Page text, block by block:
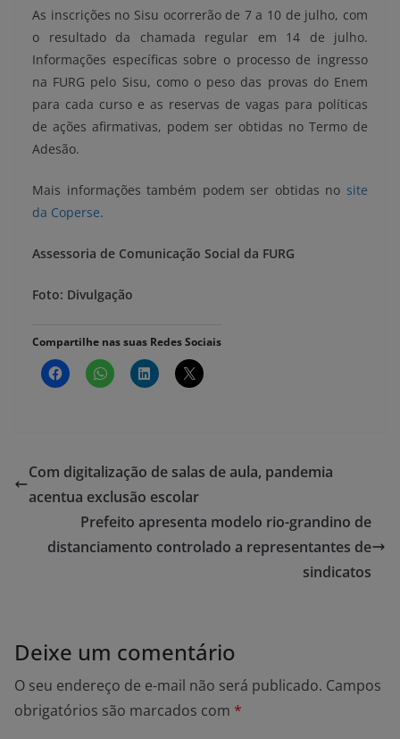
As inscrições no Sisu ocorrerão de 7 a 10 de julho, com
o resultado da chamada regular em 14 de julho.
Informações específicas sobre o processo de ingresso
na FURG pelo Sisu, como o peso das provas do Enem
para cada curso e as reservas de vagas para políticas
de ações afirmativas, podem ser obtidas no Termo de
Adesão.
Mais informações também podem ser obtidas no site
da Coperse.
Assessoria de Comunicação Social da FURG
Foto: Divulgação
Compartilhe nas suas Redes Sociais
Com digitalização de salas de aula, pandemia
acentua exclusão escolar
Prefeito apresenta modelo rio-grandino de
distanciamento controlado a representantes de
sindicatos
Deixe um comentário
O seu endereço de e-mail não será publicado. Campos
obrigatórios são marcados com *